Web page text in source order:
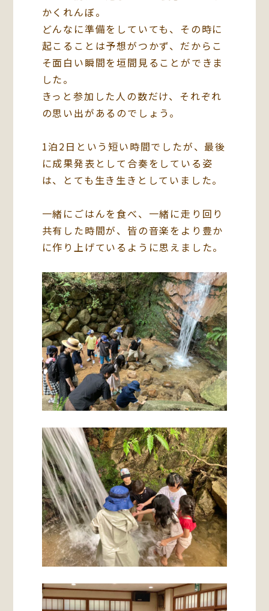
かくれんぼ。
どんなに準備をしていても、その時に
起こることは予想がつかず、だからこ
そ面白い瞬間を垣間見ることができま
した。
きっと参加した人の数だけ、それぞれ
の思い出があるのでしょう。
1泊2日という短い時間でしたが、最後
に成果発表として合奏をしている姿
は、とても生き生きとしていました。
一緒にごはんを食べ、一緒に走り回り
共有した時間が、皆の音楽をより豊か
に作り上げているように思えました。